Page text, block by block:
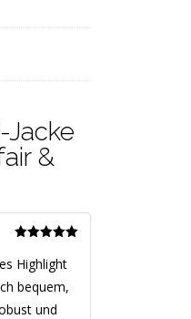
Jacke
&
mit5von
5
Highlight
bequem,
und